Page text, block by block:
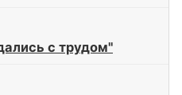
с трудом"